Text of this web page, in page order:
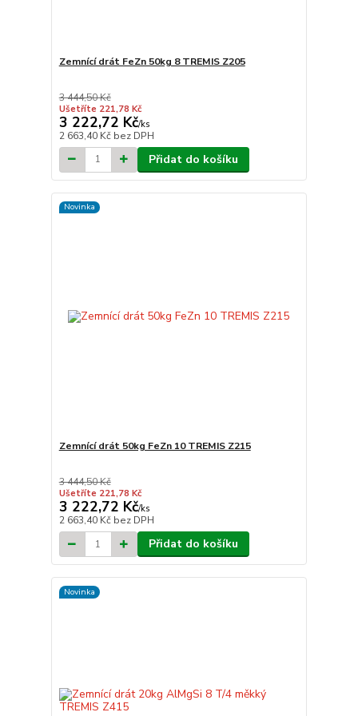
Zemnící drát FeZn 50kg 8 TREMIS Z205
3 444,50 Kč
Ušetříte 221,78 Kč
3 222,72 Kč/ks
2 663,40 Kč bez DPH
Přidat do košíku
Novinka
Zemnící drát 50kg FeZn 10 TREMIS Z215
3 444,50 Kč
Ušetříte 221,78 Kč
3 222,72 Kč/ks
2 663,40 Kč bez DPH
Přidat do košíku
Novinka